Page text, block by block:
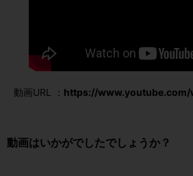
動画URL ： https://www.youtube.com/
動画はいかがでしたでしょうか？